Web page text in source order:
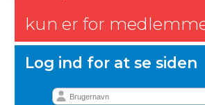
kun er for
Log ind for at se siden